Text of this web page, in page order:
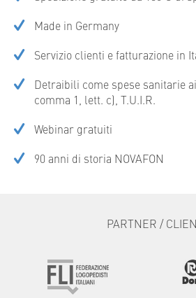
Made in Germany
Servizio clienti e fatturazione in
Detraibili come spese sanitarie
comma 1, lett. c), T.U.I.R.
Webinar gratuiti
90 anni di storia NOVAFON
PARTNER /